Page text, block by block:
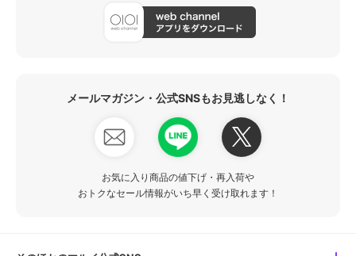
メールマガジン・公式SNSもお見逃しなく！
お気に入り商品の値下げ・再入荷や
おトクなセール情報がいち早く受け取れます！